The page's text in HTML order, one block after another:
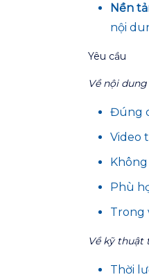
Nền
nội
Yêu cầu
Về nội
Đúng
Video
Phù
Trong
Về kỹ thuật
Thời